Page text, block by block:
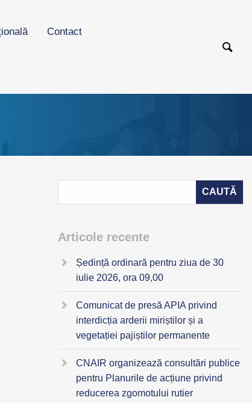
Contact
Articole recente
Ședință ordinară pentru ziua de 30
iulie 2026, ora 09,00
Comunicat de presă APIA privind
interdicția arderii miriștilor și a
vegetației pajiștilor permanente
CNAIR organizează consultări publice
pentru Planurile de acțiune privind
reducerea zgomotului rutier